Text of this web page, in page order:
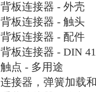
背板连接器 - 外壳
背板连接器 - 触头
背板连接器 - 配件
背板连接器 - DIN
触点 - 多用途
连接器，弹簧加载